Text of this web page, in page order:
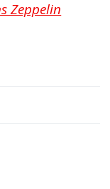
Zeppelin